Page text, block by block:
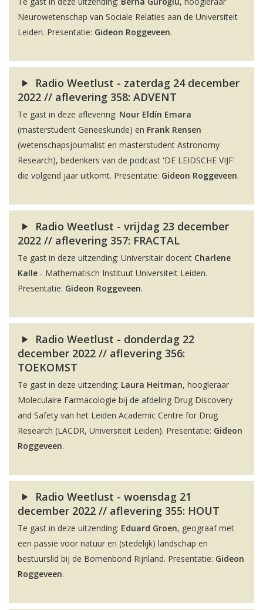
Neurowetenschap van Sociale Relaties aan de Universiteit
Leiden. Presentatie: Gideon Roggeveen.
Radio Weetlust - zaterdag 24 december
2022 // aflevering 358: ADVENT
Te gast in deze aflevering: Nour Eldín Emara
(masterstudent Geneeskunde) en Frank Rensen
(wetenschapsjournalist en masterstudent Astronomy
Research), bedenkers van de podcast 'DE LEIDSCHE VIJF'
die volgend jaar uitkomt. Presentatie: Gideon Roggeveen.
Radio Weetlust - vrijdag 23 december
2022 // aflevering 357: FRACTAL
Te gast in deze uitzending: Universitair docent Charlene
Kalle - Mathematisch Instituut Universiteit Leiden.
Presentatie: Gideon Roggeveen.
Radio Weetlust - donderdag 22
december 2022 // aflevering 356:
TOEKOMST
Te gast in deze uitzending: Laura Heitman, hoogleraar
Moleculaire Farmacologie bij de afdeling Drug Discovery
and Safety van het Leiden Academic Centre for Drug
Research (LACDR, Universiteit Leiden). Presentatie: Gideon
Roggeveen.
Radio Weetlust - woensdag 21
december 2022 // aflevering 355: HOUT
Te gast in deze uitzending: Eduard Groen, geograaf met
een passie voor natuur en (stedelijk) landschap en
bestuurslid bij de Bomenbond Rijnland. Presentatie: Gideon
Roggeveen.